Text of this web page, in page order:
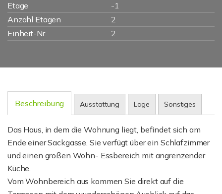
Etage
-1
Anzahl Etagen
2
Einheit-Nr.
2
Beschreibung Ausstattung Lage Sonstiges
Das Haus, in dem die Wohnung liegt, befindet sich am
Ende einer Sackgasse. Sie verfügt über ein Schlafzimmer
und einen großen Wohn- Essbereich mit angrenzender
Küche.
Vom Wohnbereich aus kommen Sie direkt auf die